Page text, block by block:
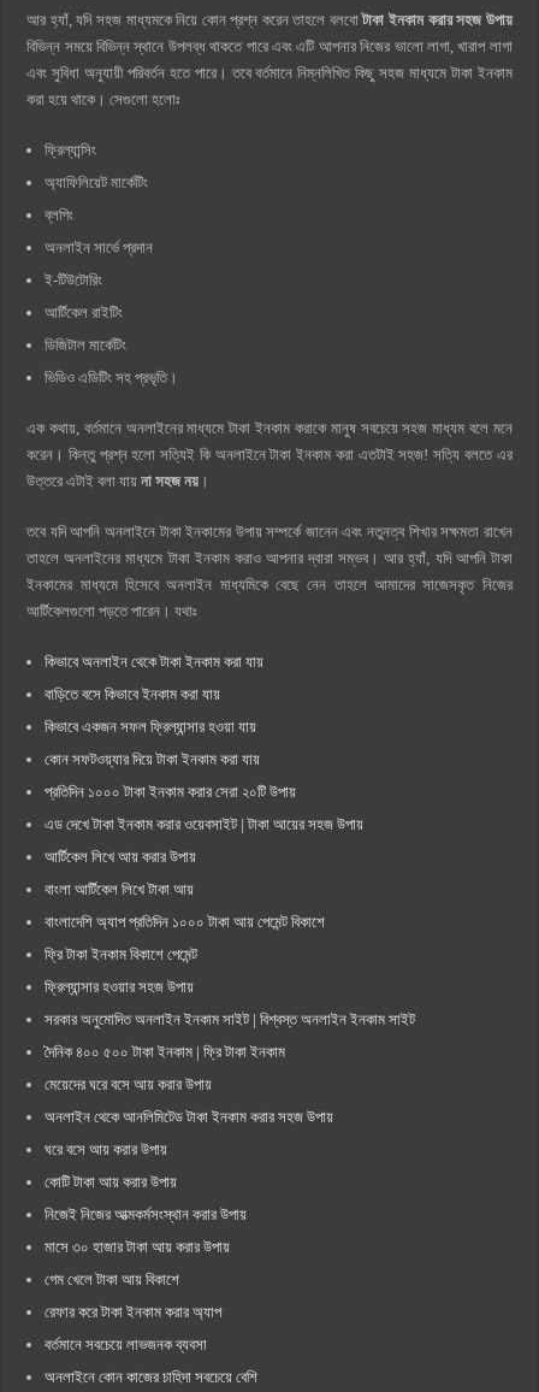
আর হ্যাঁ, যদি সহজ মাধ্যমকে নিয়ে কোন প্রশ্ন করেন তাহলে বলবোটাকা ইনকাম করার সহজ উপায়
বিভিন্ন সময়ে বিভিন্ন স্থানে উপলব্ধ থাকতে পারে এবং এটি আপনার নিজের ভালো লাগা, খারাপ লাগা
এবং সুবিধা অনুযায়ী পরিবর্তন হতে পারে। তবে বর্তমানে নিম্নলিখিত কিছু সহজ মাধ্যমে টাকা ইনকাম
করা হয়ে থাকে। সেগুলো হলোঃ
ফ্রিল্যান্সিং
অ্যাফিলিয়েট মার্কেটিং
ব্লগিং
অনলাইন সার্ভে প্রদান
ই-টিউটোরিং
আর্টিকেল রাইটিং
ডিজিটাল মার্কেটিং
ভিডিও এডিটিং সহ প্রভৃতি।
এক কথায়, বর্তমানে অনলাইনের মাধ্যমে টাকা ইনকাম করাকে মানুষ সবচেয়ে সহজ মাধ্যম বলে মনে
করেন। কিন্তু প্রশ্ন হলো সত্যিই কি অনলাইনে টাকা ইনকাম করা এতটাই সহজ! সত্যি বলতে এর
উত্তরে এটাই বলা যায়না সহজ নয় ।
তবে যদি আপনি অনলাইনে টাকা ইনকামের উপায় সম্পর্কে জানেন এবং নতুনত্ব শিখার সক্ষমতা রাখেন
তাহলে অনলাইনের মাধ্যমে টাকা ইনকাম করাও আপনার দ্বারা সম্ভব। আর হ্যাঁ, যদি আপনি টাকা
ইনকামের মাধ্যমে হিসেবে অনলাইন মাধ্যমিকে বেছে নেন তাহলে আমাদের সাজেসকৃত নিজের
আর্টিকেলগুলো পড়তে পারেন। যথাঃ
কিভাবে অনলাইন থেকে টাকা ইনকাম করা যায়
বাড়িতে বসে কিভাবে ইনকাম করা যায়
কিভাবে একজন সফল ফ্রিল্যান্সার হওয়া যায়
কোন সফটওয়্যার দিয়ে টাকা ইনকাম করা যায়
প্রতিদিন ১০০০ টাকা ইনকাম করার সেরা ২০টি উপায়
এড দেখে টাকা ইনকাম করার ওয়েবসাইট | টাকা আয়ের সহজ উপায়
আর্টিকেল লিখে আয় করার উপায়
বাংলা আর্টিকেল লিখে টাকা আয়
বাংলাদেশি অ্যাপ প্রতিদিন ১০০০ টাকা আয় পেমেন্ট বিকাশে
ফ্রি টাকা ইনকাম বিকাশে পেমেন্ট
ফ্রিল্যান্সার হওয়ার সহজ উপায়
সরকার অনুমোদিত অনলাইন ইনকাম সাইট | বিশ্বস্ত অনলাইন ইনকাম সাইট
দৈনিক ৪০০ ৫০০ টাকা ইনকাম | ফ্রি টাকা ইনকাম
মেয়েদের ঘরে বসে আয় করার উপায়
অনলাইন থেকে আনলিমিটেড টাকা ইনকাম করার সহজ উপায়
ঘরে বসে আয় করার উপায়
কোটি টাকা আয় করার উপায়
নিজেই নিজের আত্মকর্মসংস্থান করার উপায়
মাসে ৩০ হাজার টাকা আয় করার উপায়
গেম খেলে টাকা আয় বিকাশে
রেফার করে টাকা ইনকাম করার অ্যাপ
বর্তমানে সবচেয়ে লাভজনক ব্যবসা
অনলাইনে কোন কাজের চাহিদা সবচেয়ে বেশি